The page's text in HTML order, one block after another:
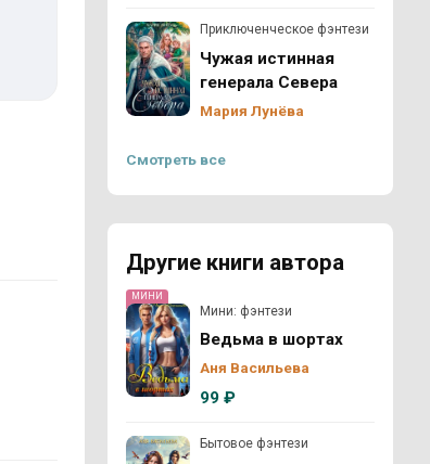
Приключенческое фэнтези
Чужая истинная
генерала Севера
Мария Лунёва
Смотреть все
Другие книги автора
МИНИ
Мини: фэнтези
Ведьма в шортах
Аня Васильева
99 ₽
Бытовое фэнтези